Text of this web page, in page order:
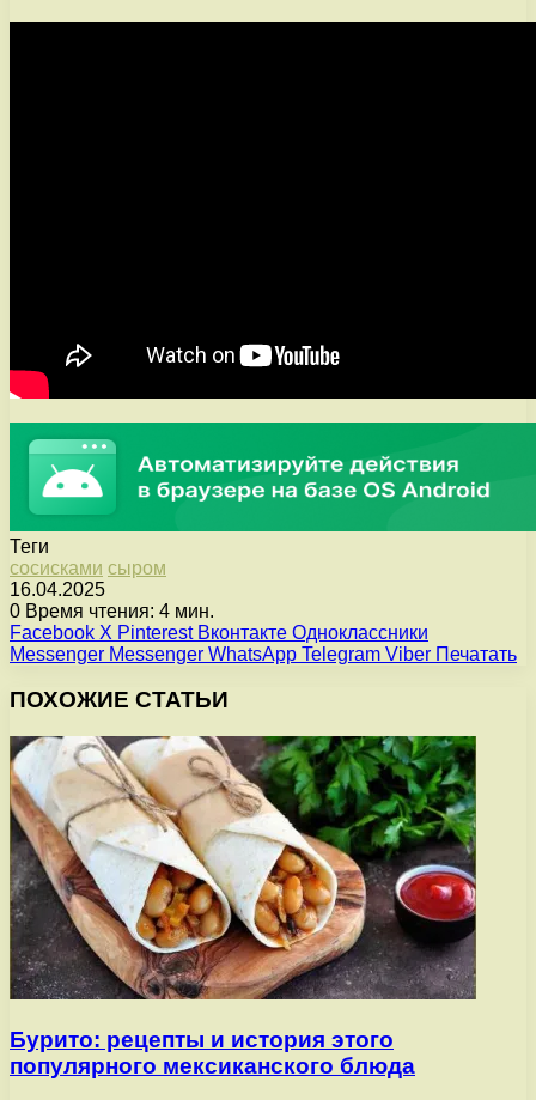
Теги
сосисками сыром
16.04.2025
0 Время чтения: 4 мин.
Facebook X Pinterest Вконтакте Одноклассники
Messenger Messenger WhatsApp Telegram Viber Печатать
ПОХОЖИЕ СТАТЬИ
Бурито: рецепты и история этого
популярного мексиканского блюда